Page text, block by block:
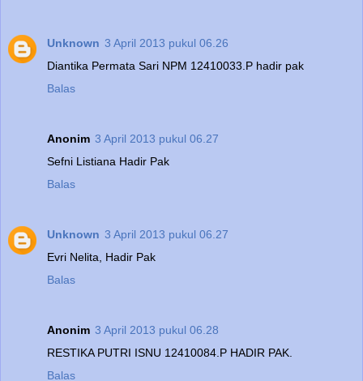
Unknown 3 April 2013 pukul 06.26
Diantika Permata Sari NPM 12410033.P hadir pak
Balas
Anonim 3 April 2013 pukul 06.27
Sefni Listiana Hadir Pak
Balas
Unknown 3 April 2013 pukul 06.27
Evri Nelita, Hadir Pak
Balas
Anonim 3 April 2013 pukul 06.28
RESTIKA PUTRI ISNU 12410084.P HADIR PAK.
Balas